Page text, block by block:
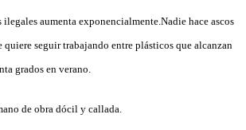
aumenta exponencialmente.Nadie hace ascos
quiere seguir trabajando entre plásticos que alcanzan
grados en verano.
de obra dócil y callada.